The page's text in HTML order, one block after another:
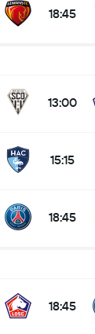
18:45
13:00
15:15
18:45
18:45